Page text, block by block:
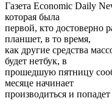
Газета Economic Daily
которая была
первой, кто достоверно
планшет, в то время,
как другие средства
будет нетбук, в
прошедшую пятницу
месяце начинает
производиться и